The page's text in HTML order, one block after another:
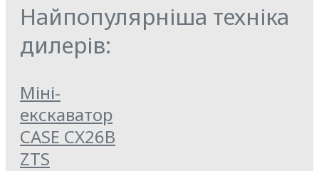
Найпопулярніша техніка
дилерів:
Міні-
екскаватор
CASE CX26B
ZTS